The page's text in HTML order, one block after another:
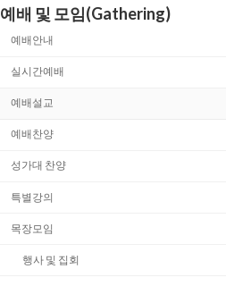
예배 및 모임(Gathering)
예배안내
실시간예배
예배설교
예배찬양
성가대 찬양
특별강의
목장모임
행사 및 집회